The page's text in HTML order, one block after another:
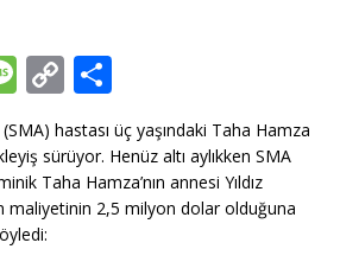
M
e
ss
a
g
C
o
p
y
Li
ei
le
n
hastası üç yaşındaki Taha Hamza
sürüyor. Henüz altı aylıkken SMA
Taha Hamza’nın annesi Yıldız
maliyetinin 2,5 milyon dolar olduğuna